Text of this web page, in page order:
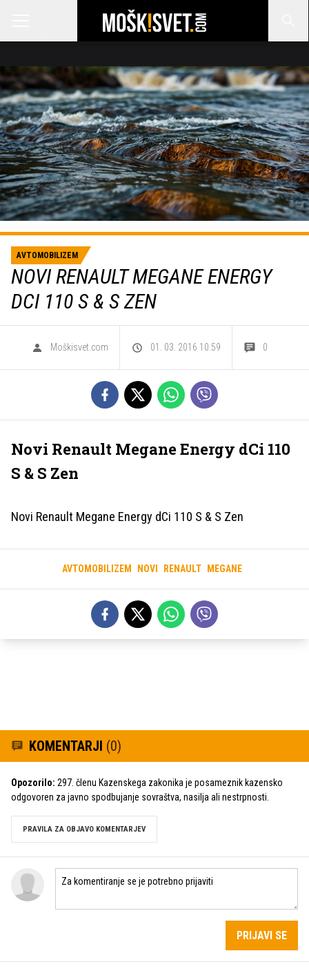
AVTOMOBILIZEM
NOVI RENAULT MEGANE ENERGY
DCI 110 S & S ZEN
Moškisvet.com 01. 03. 2016 10.59 0
Novi Renault Megane Energy dCi 110
S & S Zen
Novi Renault Megane Energy dCi 110 S & S Zen
AVTOMOBILIZEM NOVI RENAULT MEGANE
KOMENTARJI (0)
Opozorilo: 297. členu Kazenskega zakonika je posameznik kazensko
odgovoren za javno spodbujanje sovraštva, nasilja ali nestrpnosti.
PRAVILA ZA OBJAVO KOMENTARJEV
PRIJAVI SE